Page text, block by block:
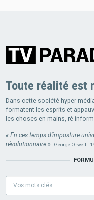
Toute réalité est
Dans cette société hyper-
formatent les esprits et
les choses en mains, ré-
« En ces temps d’imposture
révolutionnaire ». George Orwell -
recherce